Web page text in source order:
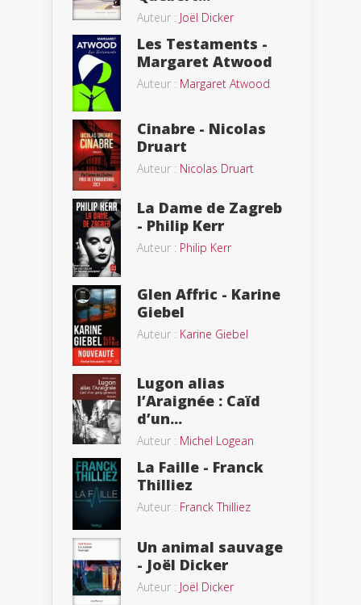
Auteur : Joël Dicker
Les Testaments -
Margaret Atwood
Auteur : Margaret Atwood
Cinabre - Nicolas
Druart
Auteur : Nicolas Druart
La Dame de Zagreb
- Philip Kerr
Auteur : Philip Kerr
Glen Affric - Karine
Giebel
Auteur : Karine Giebel
Lugon alias
l’Araignée : Caïd
d’un...
Auteur : Michel Logean
La Faille - Franck
Thilliez
Auteur : Franck Thilliez
Un animal sauvage
- Joël Dicker
Auteur : Joël Dicker